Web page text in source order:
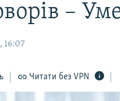
–
16:07
Читати без VPN